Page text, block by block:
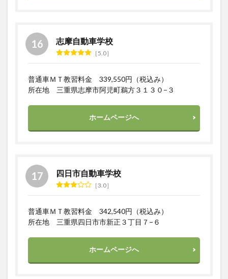
志摩自動車学校
5.0
普通車ＭＴ教習料金 339,550円（税込み）
所在地 三重県志摩市阿児町鵜方３１３０−３
ホームページへ
四日市自動車学校
3.0
普通車ＭＴ教習料金 342,540円（税込み）
所在地 三重県四日市市新正３丁目７−６
ホームページへ